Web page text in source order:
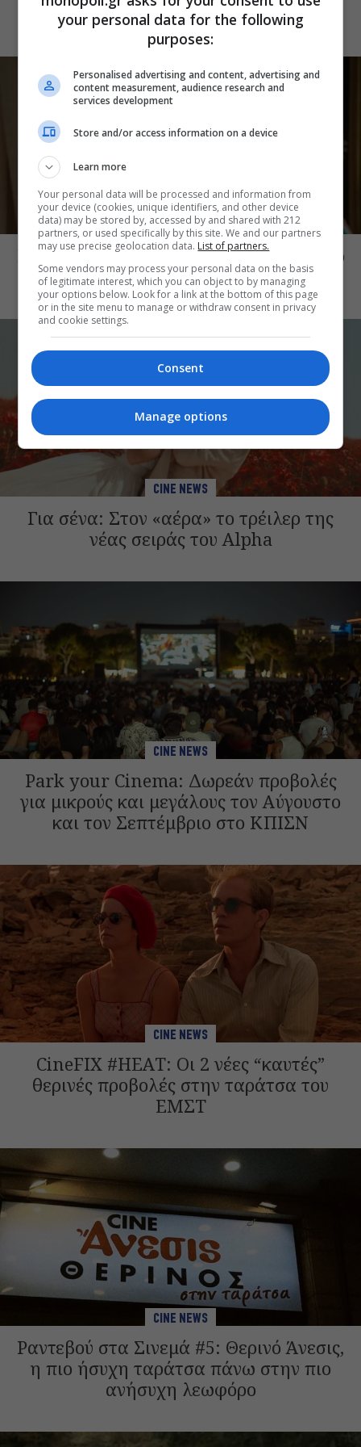
σημείο συνάντησης του σινεμά
CINE NEWS
Ντέρτι: Νέο τρέιλερ μάς βάζει μέσα στο
σύμπαν της νέας σειράς του ANT1
CINE NEWS
Για σένα: Στον «αέρα» το τρέιλερ της
νέας σειράς του Alpha
CINE NEWS
Park your Cinema: Δωρεάν προβολές
για μικρούς και μεγάλους τον Αύγουστο
και τον Σεπτέμβριο στο ΚΠΙΣΝ
CINE NEWS
CineFIX #HEAT: Οι 2 νέες “καυτές”
θερινές προβολές στην ταράτσα του
ΕΜΣΤ
CINE NEWS
Ραντεβού στα Σινεμά #5: Θερινό Άνεσις,
η πιο ήσυχη ταράτσα πάνω στην πιο
ανήσυχη λεωφόρο
your personal data for the following
purposes:
Personalised advertising and content, advertising and
content measurement, audience research and
services development
Store and/or access information on a device
Learn more
Your personal data will be processed and information from
your device (cookies, unique identifiers, and other device
data) may be stored by, accessed by and shared with 212
partners, or used specifically by this site. We and our partners
may use precise geolocation data. List of partners.
Some vendors may process your personal data on the basis
of legitimate interest, which you can object to by managing
your options below. Look for a link at the bottom of this page
or in the site menu to manage or withdraw consent in privacy
and cookie settings.
Consent
Manage options